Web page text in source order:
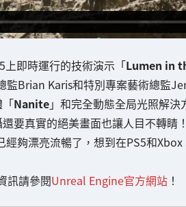
即時運行的技術演示「Lumen in
監Brian Karis和特別專案藝術總監
Nanite」和完全動態全局光照解決
要真實的絕美畫面也讓人目不轉睛！
夠漂亮流暢了，想到在PS5和
訊請參閱Unreal Engine官方網站！